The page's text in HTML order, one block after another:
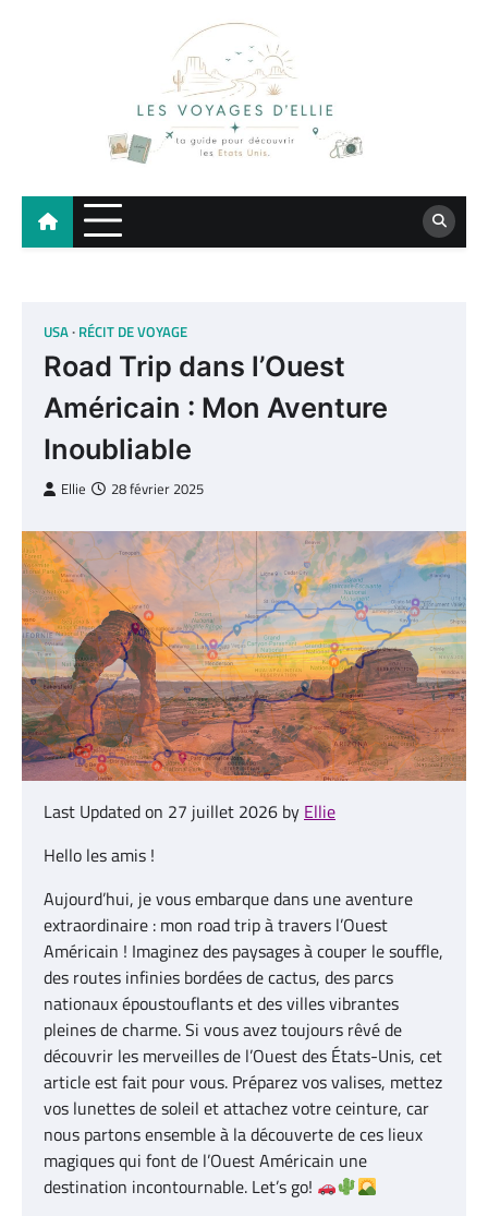
Les Voyages d'Ellie
Blog voyage sur les États-Unis – Road Trip, Floride, Californie
USA RÉCIT DE VOYAGE
Road Trip dans l’Ouest
Américain : Mon Aventure
Inoubliable
Ellie 28 février 2025
Last Updated on 27 juillet 2026 by Ellie
Hello les amis !
Aujourd’hui, je vous embarque dans une aventure
extraordinaire : mon road trip à travers l’Ouest
Américain ! Imaginez des paysages à couper le souffle,
des routes infinies bordées de cactus, des parcs
nationaux époustouflants et des villes vibrantes
pleines de charme. Si vous avez toujours rêvé de
découvrir les merveilles de l’Ouest des États-Unis, cet
article est fait pour vous. Préparez vos valises, mettez
vos lunettes de soleil et attachez votre ceinture, car
nous partons ensemble à la découverte de ces lieux
magiques qui font de l’Ouest Américain une
destination incontournable. Let’s go!